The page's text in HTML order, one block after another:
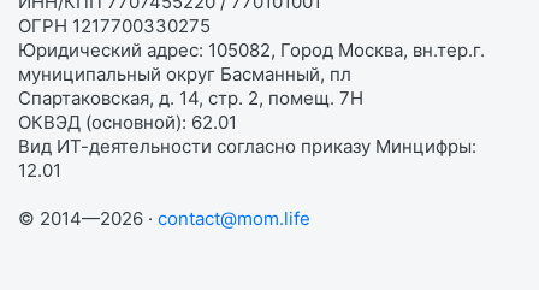
ОГРН 1217700330275
Юридический адрес: 105082, Город Москва, вн.тер.г.
муниципальный округ Басманный, пл
Спартаковская, д. 14, стр. 2, помещ. 7Н
ОКВЭД (основной): 62.01
Вид ИТ-деятельности согласно приказу Минцифры:
12.01
© 2014—2026 · contact@mom.life